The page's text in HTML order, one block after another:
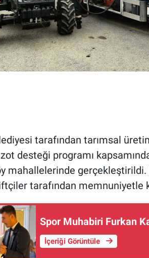
tarafından tarımsal
desteği programı
mahallelerinde
tarafından memnuniyetle
Spor Muhabiri Furkan
İçeriği Görüntüle